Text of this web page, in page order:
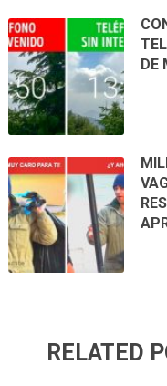
DE
RELATED